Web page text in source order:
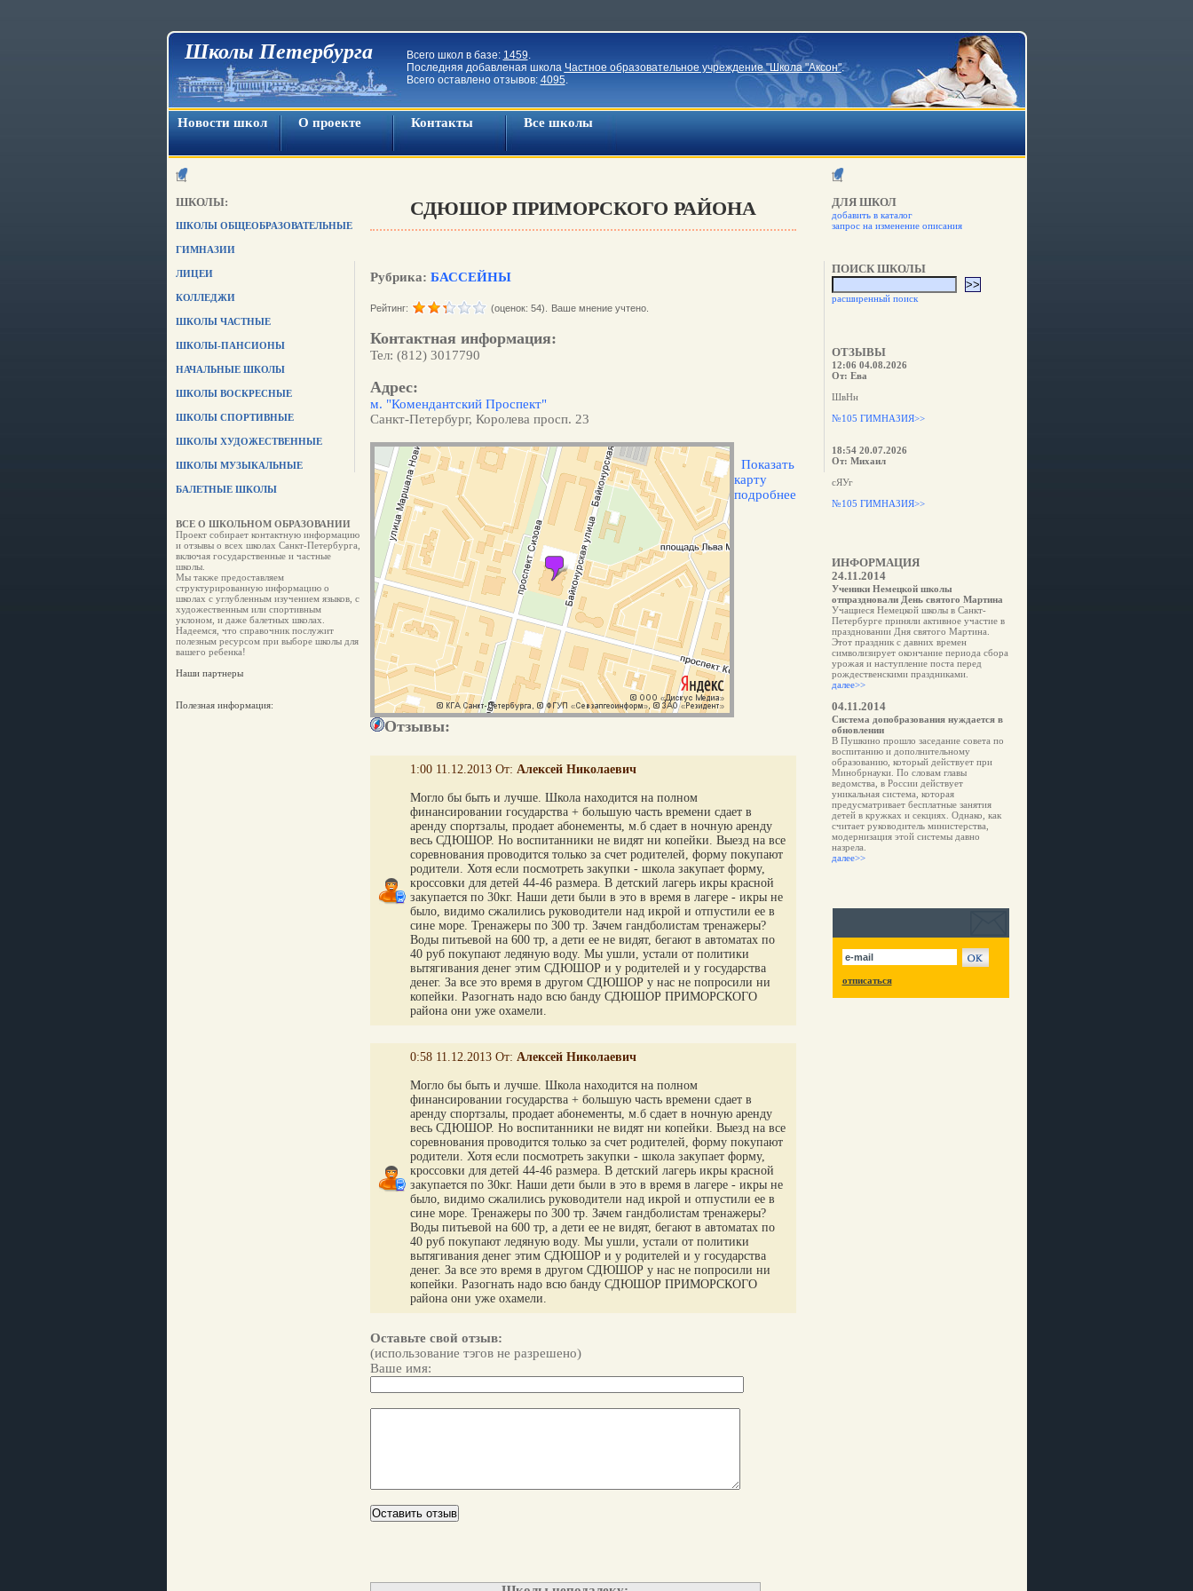
Школы Петербурга Всего школ в базе: 1459.
Последняя добавленая школа Частное образовательное учреждение "Школа "Аксон".
Всего оставлено отзывов: 4095.
Новости школ О проекте Контакты Все школы
ШКОЛЫ:
ШКОЛЫ ОБЩЕОБРАЗОВАТЕЛЬНЫЕ
ГИМНАЗИИ
ЛИЦЕИ
КОЛЛЕДЖИ
ШКОЛЫ ЧАСТНЫЕ
ШКОЛЫ-ПАНСИОНЫ
НАЧАЛЬНЫЕ ШКОЛЫ
ШКОЛЫ ВОСКРЕСНЫЕ
ШКОЛЫ СПОРТИВНЫЕ
ШКОЛЫ ХУДОЖЕСТВЕННЫЕ
ШКОЛЫ МУЗЫКАЛЬНЫЕ
БАЛЕТНЫЕ ШКОЛЫ
ВСЕ О ШКОЛЬНОМ ОБРАЗОВАНИИ
Проект собирает контактную информацию
и отзывы о всех школах Санкт-Петербурга,
включая государственные и частные
школы.
Мы также предоставляем
структурированную информацию о
школах с углубленным изучением языков, с
художественным или спортивным
уклоном, и даже балетных школах.
Надеемся, что справочник послужит
полезным ресурсом при выборе школы для
вашего ребенка!
Наши партнеры
Полезная информация:
СДЮШОР ПРИМОРСКОГО РАЙОНА
Рубрика: БАССЕЙНЫ
Рейтинг: (оценок: 54). Ваше мнение учтено.
Контактная информация:
Тел: (812) 3017790
Адрес:
м. "Комендантский Проспект"
Санкт-Петербург, Королева просп. 23
Показать
карту
подробнее
Отзывы:
1:00 11.12.2013 От: Алексей Николаевич
Могло бы быть и лучше. Школа находится на полном
финансировании государства + большую часть времени сдает в
аренду спортзалы, продает абонементы, м.б сдает в ночную аренду
весь СДЮШОР. Но воспитанники не видят ни копейки. Выезд на все
соревнования проводится только за счет родителей, форму покупают
родители. Хотя если посмотреть закупки - школа закупает форму,
кроссовки для детей 44-46 размера. В детский лагерь икры красной
закупается по 30кг. Наши дети были в это в время в лагере - икры не
было, видимо сжалились руководители над икрой и отпустили ее в
сине море. Тренажеры по 300 тр. Зачем гандболистам тренажеры?
Воды питьевой на 600 тр, а дети ее не видят, бегают в автоматах по
40 руб покупают ледяную воду. Мы ушли, устали от политики
вытягивания денег этим СДЮШОР и у родителей и у государства
денег. За все это время в другом СДЮШОР у нас не попросили ни
копейки. Разогнать надо всю банду СДЮШОР ПРИМОРСКОГО
района они уже охамели.
0:58 11.12.2013 От: Алексей Николаевич
Могло бы быть и лучше. Школа находится на полном
финансировании государства + большую часть времени сдает в
аренду спортзалы, продает абонементы, м.б сдает в ночную аренду
весь СДЮШОР. Но воспитанники не видят ни копейки. Выезд на все
соревнования проводится только за счет родителей, форму покупают
родители. Хотя если посмотреть закупки - школа закупает форму,
кроссовки для детей 44-46 размера. В детский лагерь икры красной
закупается по 30кг. Наши дети были в это в время в лагере - икры не
было, видимо сжалились руководители над икрой и отпустили ее в
сине море. Тренажеры по 300 тр. Зачем гандболистам тренажеры?
Воды питьевой на 600 тр, а дети ее не видят, бегают в автоматах по
40 руб покупают ледяную воду. Мы ушли, устали от политики
вытягивания денег этим СДЮШОР и у родителей и у государства
денег. За все это время в другом СДЮШОР у нас не попросили ни
копейки. Разогнать надо всю банду СДЮШОР ПРИМОРСКОГО
района они уже охамели.
Оставьте свой отзыв:
(использование тэгов не разрешено)
Ваше имя:
ДЛЯ ШКОЛ
добавить в каталог
запрос на изменение описания
ПОИСК ШКОЛЫ
расширенный поиск
ОТЗЫВЫ
12:06 04.08.2026
От: Ева
ШвНн
№105 ГИМНАЗИЯ>>
18:54 20.07.2026
От: Михаил
сЯУг
№105 ГИМНАЗИЯ>>
ИНФОРМАЦИЯ
24.11.2014
Ученики Немецкой школы
отпраздновали День святого Мартина
Учащиеся Немецкой школы в Санкт-
Петербурге приняли активное участие в
праздновании Дня святого Мартина.
Этот праздник с давних времен
символизирует окончание периода сбора
урожая и наступление поста перед
рождественскими праздниками.
далее>>
04.11.2014
Система допобразования нуждается в
обновлении
В Пушкино прошло заседание совета по
воспитанию и дополнительному
образованию, который действует при
Минобрнауки. По словам главы
ведомства, в России действует
уникальная система, которая
предусматривает бесплатные занятия
детей в кружках и секциях. Однако, как
считает руководитель министерства,
модернизация этой системы давно
назрела.
далее>>
отписаться